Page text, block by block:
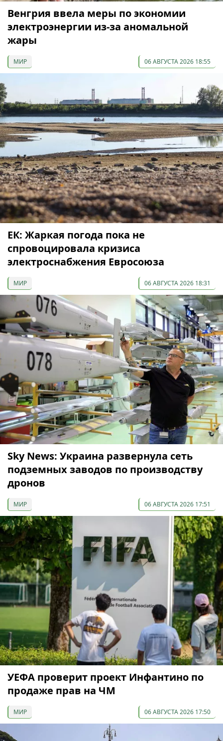
Венгрия ввела меры по экономии
электроэнергии из-за аномальной
жары
МИР 06 АВГУСТА 2026 18:55
ЕК: Жаркая погода пока не
спровоцировала кризиса
электроснабжения Евросоюза
МИР 06 АВГУСТА 2026 18:31
Sky News: Украина развернула сеть
подземных заводов по производству
дронов
МИР 06 АВГУСТА 2026 17:51
УЕФА проверит проект Инфантино по
продаже прав на ЧМ
МИР 06 АВГУСТА 2026 17:50